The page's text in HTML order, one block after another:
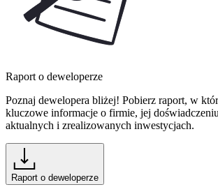
Raport o deweloperze
Poznaj dewelopera bliżej! Pobierz raport, w
kluczowe informacje o firmie, jej
aktualnych i zrealizowanych inwestycjach.
Raport o deweloperze